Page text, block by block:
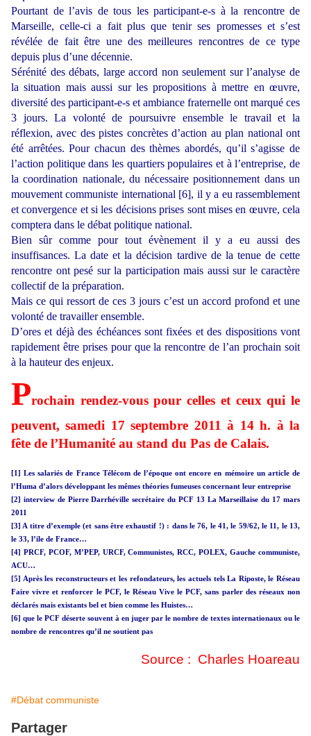
Pourtant de l’avis de tous les participant-e-s à la rencontre de
Marseille, celle-ci a fait plus que tenir ses promesses et s’est
révélée de fait être une des meilleures rencontres de ce type
depuis plus d’une décennie.
Sérénité des débats, large accord non seulement sur l’analyse de
la situation mais aussi sur les propositions à mettre en œuvre,
diversité des participant-e-s et ambiance fraternelle ont marqué ces
3 jours. La volonté de poursuivre ensemble le travail et la
réflexion, avec des pistes concrètes d’action au plan national ont
été arrêtées. Pour chacun des thèmes abordés, qu’il s’agisse de
l’action politique dans les quartiers populaires et à l’entreprise, de
la coordination nationale, du nécessaire positionnement dans un
mouvement communiste international [6], il y a eu rassemblement
et convergence et si les décisions prises sont mises en œuvre, cela
comptera dans le débat politique national.
Bien sûr comme pour tout évènement il y a eu aussi des
insuffisances. La date et la décision tardive de la tenue de cette
rencontre ont pesé sur la participation mais aussi sur le caractère
collectif de la préparation.
Mais ce qui ressort de ces 3 jours c’est un accord profond et une
volonté de travailler ensemble.
D’ores et déjà des échéances sont fixées et des dispositions vont
rapidement être prises pour que la rencontre de l’an prochain soit
à la hauteur des enjeux.
Prochain rendez-vous pour celles et ceux qui le
peuvent, samedi 17 septembre 2011 à 14 h. à la
fête de l’Humanité au stand du Pas de Calais.
[1] Les salariés de France Télécom de l’époque ont encore en mémoire un article de
l’Huma d’alors développant les mêmes théories fumeuses concernant leur entreprise
[2] interview de Pierre Darrhéville secrétaire du PCF 13 La Marseillaise du 17 mars
2011
[3] A titre d’exemple (et sans être exhaustif !) : dans le 76, le 41, le 59/62, le 11, le 13,
le 33, l’ile de France…
[4] PRCF, PCOF, M’PEP, URCF, Communistes, RCC, POLEX, Gauche communiste,
ACU…
[5] Après les reconstructeurs et les refondateurs, les actuels tels La Riposte, le Réseau
Faire vivre et renforcer le PCF, le Réseau Vive le PCF, sans parler des réseaux non
déclarés mais existants bel et bien comme les Huistes…
[6] que le PCF déserte souvent à en juger par le nombre de textes internationaux ou le
nombre de rencontres qu’il ne soutient pas
Source : Charles Hoareau
#Débat communiste
Partager